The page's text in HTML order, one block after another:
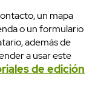
un mapa
o un formulario
además de
a usar este
de edición